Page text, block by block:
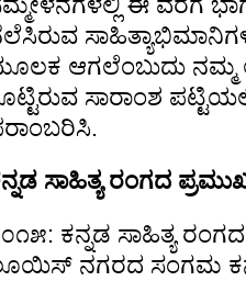
ಆಗಲೆಂಬುದು ನಮ್ಮ
ಸಾರಾಂಶ
ಸಾಹಿತ್ಯ ರಂಗದ
ಕನ್ನಡ ಸಾಹಿತ್ಯ
ನಗರದ ಸಂಗಮ